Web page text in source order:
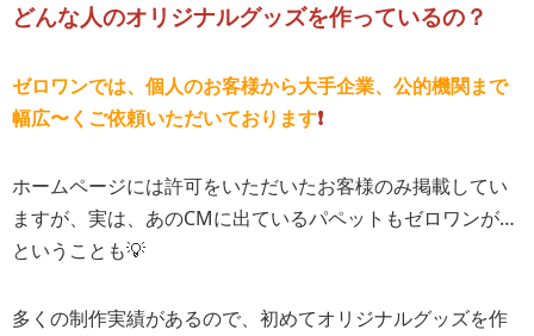
どんな人のオリジナルグッズを作っているの？
ゼロワンでは、個人のお客様から大手企業、公的機関まで
幅広〜くご依頼いただいております❗️
ホームページには許可をいただいたお客様のみ掲載してい
ますが、実は、あのCMに出ているパペットもゼロワンが…
ということも💡
多くの制作実績があるので、初めてオリジナルグッズを作